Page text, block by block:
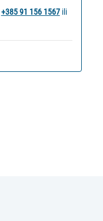
+385 91 156 1567 ili